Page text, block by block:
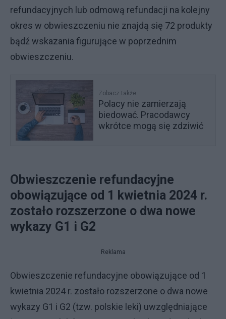
refundacyjnych lub odmową refundacji na kolejny
okres w obwieszczeniu nie znajdą się 72 produkty
bądź wskazania figurujące w poprzednim
obwieszczeniu.
Zobacz także
Polacy nie zamierzają
biedować. Pracodawcy
wkrótce mogą się zdziwić
Obwieszczenie refundacyjne
obowiązujące od 1 kwietnia 2024 r.
zostało rozszerzone o dwa nowe
wykazy G1 i G2
Reklama
Obwieszczenie refundacyjne obowiązujące od 1
kwietnia 2024 r. zostało rozszerzone o dwa nowe
wykazy G1 i G2 (tzw. polskie leki) uwzględniające